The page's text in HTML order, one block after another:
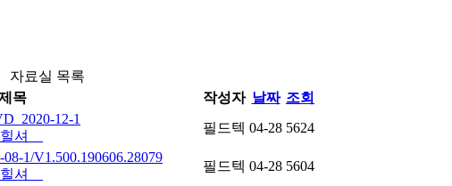
자료실 목록
목 작성자 날짜 조회
12-1
힐셔
필드텍 04-28 5624
1/V1.500.190606.28079
힐셔
필드텍 04-28 5604